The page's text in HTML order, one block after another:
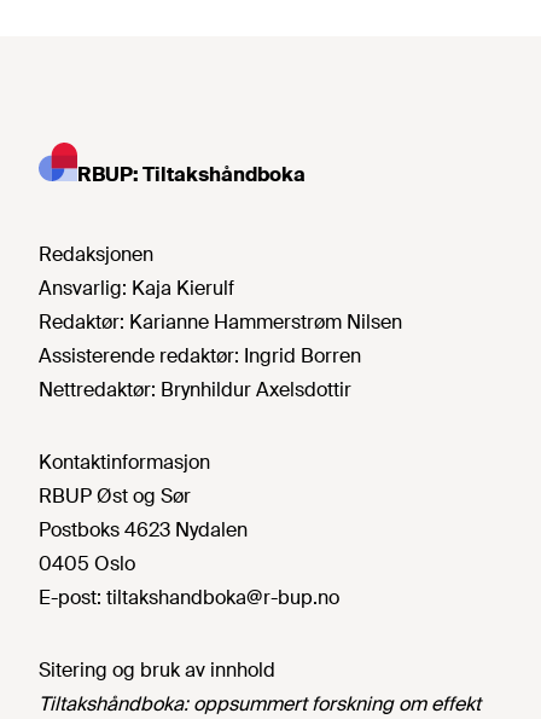
RBUP: Tiltakshåndboka
Redaksjonen
Ansvarlig: Kaja Kierulf
Redaktør: Karianne Hammerstrøm Nilsen
Assisterende redaktør: Ingrid Borren
Nettredaktør: Brynhildur Axelsdottir
Kontaktinformasjon
RBUP Øst og Sør
Postboks 4623 Nydalen
0405 Oslo
E-post: tiltakshandboka@r-bup.no
Sitering og bruk av innhold
Tiltakshåndboka: oppsummert forskning om effekt